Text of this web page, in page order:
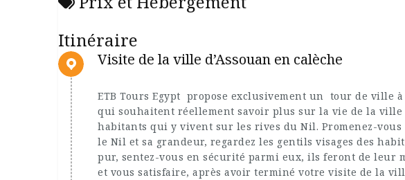
Itinéraire
Visite de la ville d’Assouan en calèche
ETB Tours Egypt propose exclusivement un tour de ville
qui souhaitent réellement savoir plus sur la vie de la ville
habitants qui y vivent sur les rives du Nil. Promenez-vous
le Nil et sa grandeur, regardez les gentils visages des
pur, sentez-vous en sécurité parmi eux, ils feront de leur
et vous satisfaire, après avoir terminé votre visite de la